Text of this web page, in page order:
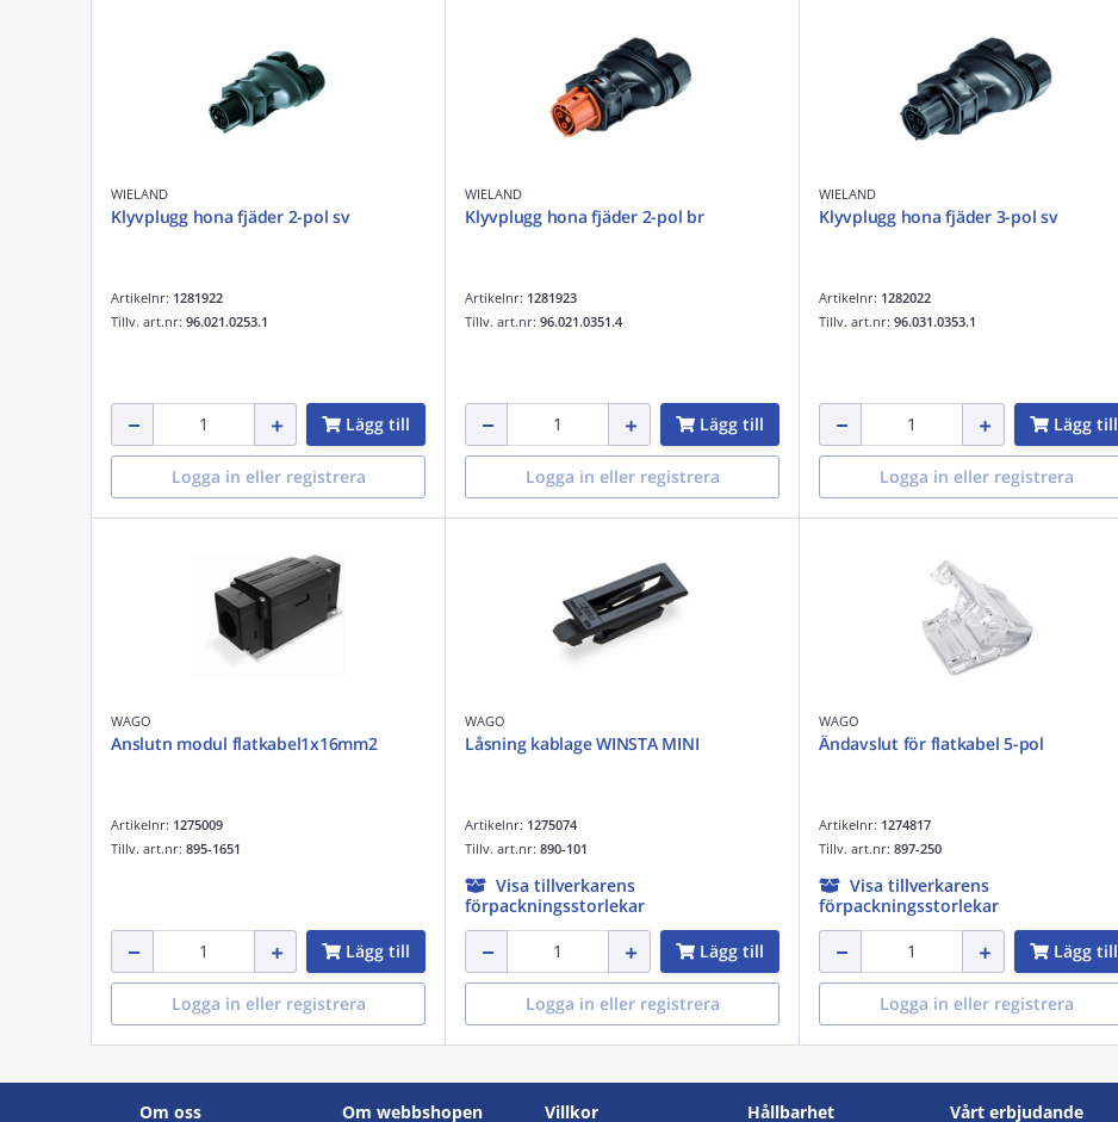
WIELAND
Klyvplugg hona fjäder 2-pol sv
Artikelnr: 1281922
Tillv. art.nr: 96.021.0253.1
Lägg till
Logga in eller registrera
WIELAND
Klyvplugg hona fjäder 2-pol br
Artikelnr: 1281923
Tillv. art.nr: 96.021.0351.4
Lägg till
Logga in eller registrera
WIELAND
Klyvplugg hona fjäder 3-pol sv
Artikelnr: 1282022
Tillv. art.nr: 96.031.0353.1
Lägg till
Logga in eller registrera
WAGO
Anslutn modul flatkabel1x16mm2
Artikelnr: 1275009
Tillv. art.nr: 895-1651
Lägg till
Logga in eller registrera
WAGO
Låsning kablage WINSTA MINI
Artikelnr: 1275074
Tillv. art.nr: 890-101
Visa tillverkarens
förpackningsstorlekar
Lägg till
Logga in eller registrera
WAGO
Ändavslut för flatkabel 5-pol
Artikelnr: 1274817
Tillv. art.nr: 897-250
Visa tillverkarens
förpackningsstorlekar
Lägg till
Logga in eller registrera
Om oss Om webbshopen Villkor Hållbarhet Vårt erbjudande